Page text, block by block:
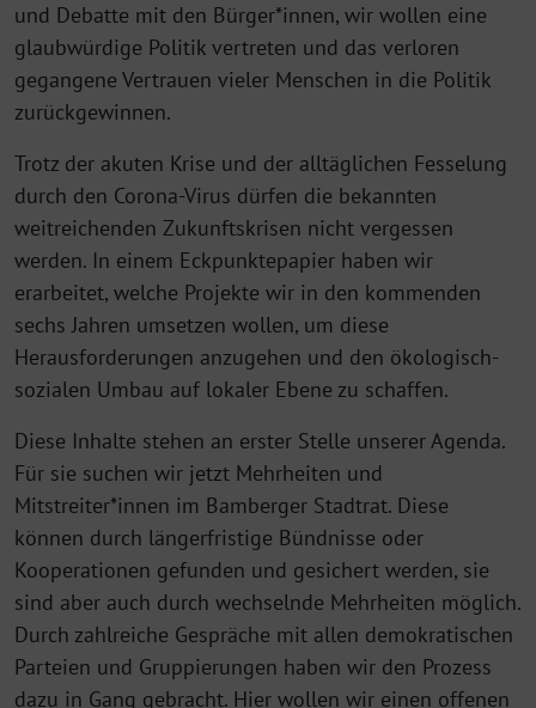
und Debatte mit den Bürger*innen, wir wollen eine
glaubwürdige Politik vertreten und das verloren
gegangene Vertrauen vieler Menschen in die Politik
zurückgewinnen.
Trotz der akuten Krise und der alltäglichen Fesselung
durch den Corona-Virus dürfen die bekannten
weitreichenden Zukunftskrisen nicht vergessen
werden. In einem Eckpunktepapier haben wir
erarbeitet, welche Projekte wir in den kommenden
sechs Jahren umsetzen wollen, um diese
Herausforderungen anzugehen und den ökologisch-
sozialen Umbau auf lokaler Ebene zu schaffen.
Diese Inhalte stehen an erster Stelle unserer Agenda.
Für sie suchen wir jetzt Mehrheiten und
Mitstreiter*innen im Bamberger Stadtrat. Diese
können durch längerfristige Bündnisse oder
Kooperationen gefunden und gesichert werden, sie
sind aber auch durch wechselnde Mehrheiten möglich.
Durch zahlreiche Gespräche mit allen demokratischen
Parteien und Gruppierungen haben wir den Prozess
dazu in Gang gebracht. Hier wollen wir einen offenen